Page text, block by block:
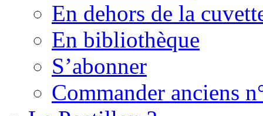
En dehors de la
En bibliothèque
S’abonner
Commander anciens